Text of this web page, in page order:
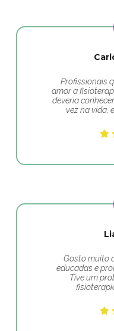
Profissionais
amor a
deveria
vez na vida,
Gosto muito
educadas e
Tive um